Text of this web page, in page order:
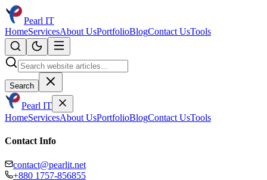
Pearl IT
HomeServicesAbout UsPortfolioBlogContact UsTools
Search
Pearl IT
HomeServicesAbout UsPortfolioBlogContact UsTools
Contact Info
contact@pearlit.net
+880 1757-856855